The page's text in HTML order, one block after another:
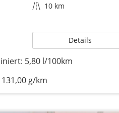
Kilometerstand 10 km
Details
5,80 l/100km
131,00 g/km